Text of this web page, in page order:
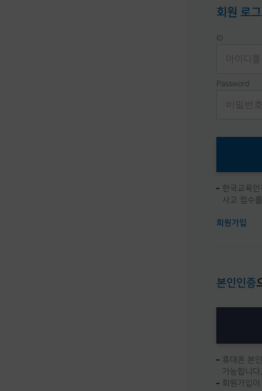
회원 로
ID
Password
한국교육
사고 접수
회원가입
본인인증
휴대폰 본
가능합니다.
회원가입